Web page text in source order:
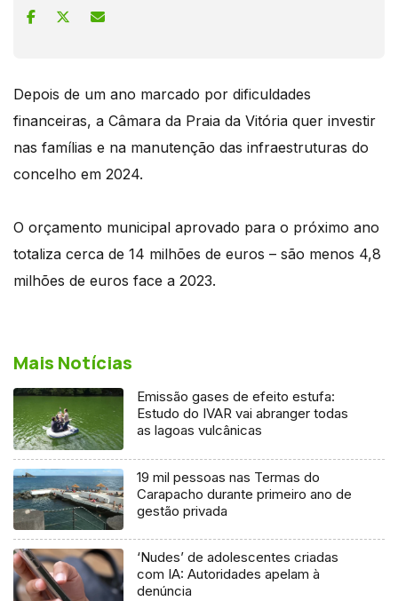
Depois de um ano marcado por dificuldades
financeiras, a Câmara da Praia da Vitória quer investir
nas famílias e na manutenção das infraestruturas do
concelho em 2024.
O orçamento municipal aprovado para o próximo ano
totaliza cerca de 14 milhões de euros – são menos 4,8
milhões de euros face a 2023.
Mais Notícias
Emissão gases de efeito estufa:
Estudo do IVAR vai abranger todas
as lagoas vulcânicas
19 mil pessoas nas Termas do
Carapacho durante primeiro ano de
gestão privada
‘Nudes’ de adolescentes criadas
com IA: Autoridades apelam à
denúncia